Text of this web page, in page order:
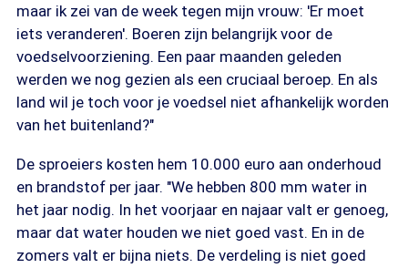
maar ik zei van de week tegen mijn vrouw: 'Er moet
iets veranderen'. Boeren zijn belangrijk voor de
voedselvoorziening. Een paar maanden geleden
werden we nog gezien als een cruciaal beroep. En als
land wil je toch voor je voedsel niet afhankelijk worden
van het buitenland?"
De sproeiers kosten hem 10.000 euro aan onderhoud
en brandstof per jaar. "We hebben 800 mm water in
het jaar nodig. In het voorjaar en najaar valt er genoeg,
maar dat water houden we niet goed vast. En in de
zomers valt er bijna niets. De verdeling is niet goed